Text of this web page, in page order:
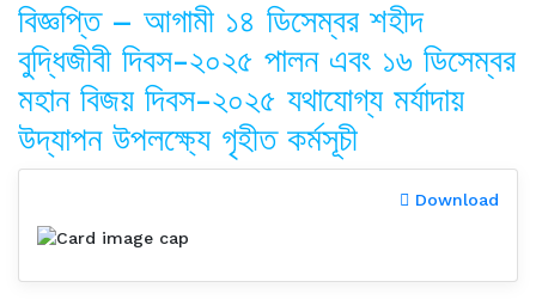
বিজ্ঞপ্তি – আগামী ১৪ ডিসেম্বর শহীদ
বুদ্ধিজীবী দিবস-২০২৫ পালন এবং ১৬ ডিসেম্বর
মহান বিজয় দিবস-২০২৫ যথাযোগ্য মর্যাদায়
উদ্‌যাপন উপলক্ষ্যে গৃহীত কর্মসূচী
Download